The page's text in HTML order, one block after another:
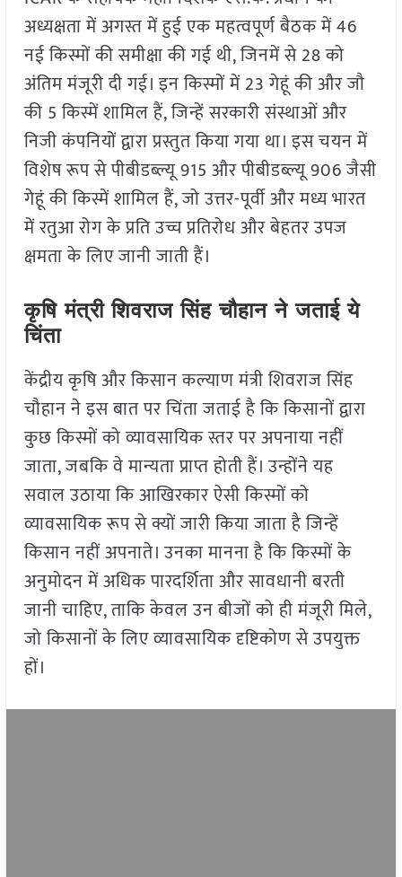
अध्यक्षता में अगस्त में हुई एक महत्वपूर्ण बैठक में 46
नई किस्मों की समीक्षा की गई थी, जिनमें से 28 को
अंतिम मंजूरी दी गई। इन किस्मों में 23 गेहूं की और जौ
की 5 किस्में शामिल हैं, जिन्हें सरकारी संस्थाओं और
निजी कंपनियों द्वारा प्रस्तुत किया गया था। इस चयन में
विशेष रूप से पीबीडब्ल्यू 915 और पीबीडब्ल्यू 906 जैसी
गेहूं की किस्में शामिल हैं, जो उत्तर-पूर्वी और मध्य भारत
में रतुआ रोग के प्रति उच्च प्रतिरोध और बेहतर उपज
क्षमता के लिए जानी जाती हैं।
कृषि मंत्री शिवराज सिंह चौहान ने जताई ये
चिंता
केंद्रीय कृषि और किसान कल्याण मंत्री शिवराज सिंह
चौहान ने इस बात पर चिंता जताई है कि किसानों द्वारा
कुछ किस्मों को व्यावसायिक स्तर पर अपनाया नहीं
जाता, जबकि वे मान्यता प्राप्त होती हैं। उन्होंने यह
सवाल उठाया कि आखिरकार ऐसी किस्मों को
व्यावसायिक रूप से क्यों जारी किया जाता है जिन्हें
किसान नहीं अपनाते। उनका मानना है कि किस्मों के
अनुमोदन में अधिक पारदर्शिता और सावधानी बरती
जानी चाहिए, ताकि केवल उन बीजों को ही मंजूरी मिले,
जो किसानों के लिए व्यावसायिक दृष्टिकोण से उपयुक्त
हों।